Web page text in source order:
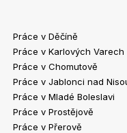
Práce v Děčíně
Práce v Karlových Varech
Práce v Chomutově
Práce v Jablonci nad
Práce v Mladé Boleslavi
Práce v Prostějově
Práce v Přerově